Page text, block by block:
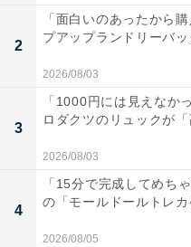
したこがが、連携の軸に
次ページ
ヴィ
定現
2
「面白いのあったから
プアップランドリーバ
2026/08/03
3
「1000円には見えなか
ロダクツのリュックが
2026/08/03
4
「15分で完成してめち
の「モールドールトレ
2026/08/05